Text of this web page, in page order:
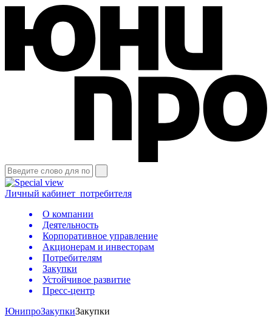
Личный кабинет потребителя
О компании
Деятельность
Корпоративное управление
Акционерам и инвесторам
Потребителям
Закупки
Устойчивое развитие
Пресс-центр
ЮнипроЗакупкиЗакупки